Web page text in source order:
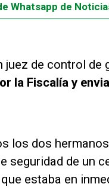
Whatsapp de
juez de control de
la Fiscalía y
los dos
seguridad de un
estaba en